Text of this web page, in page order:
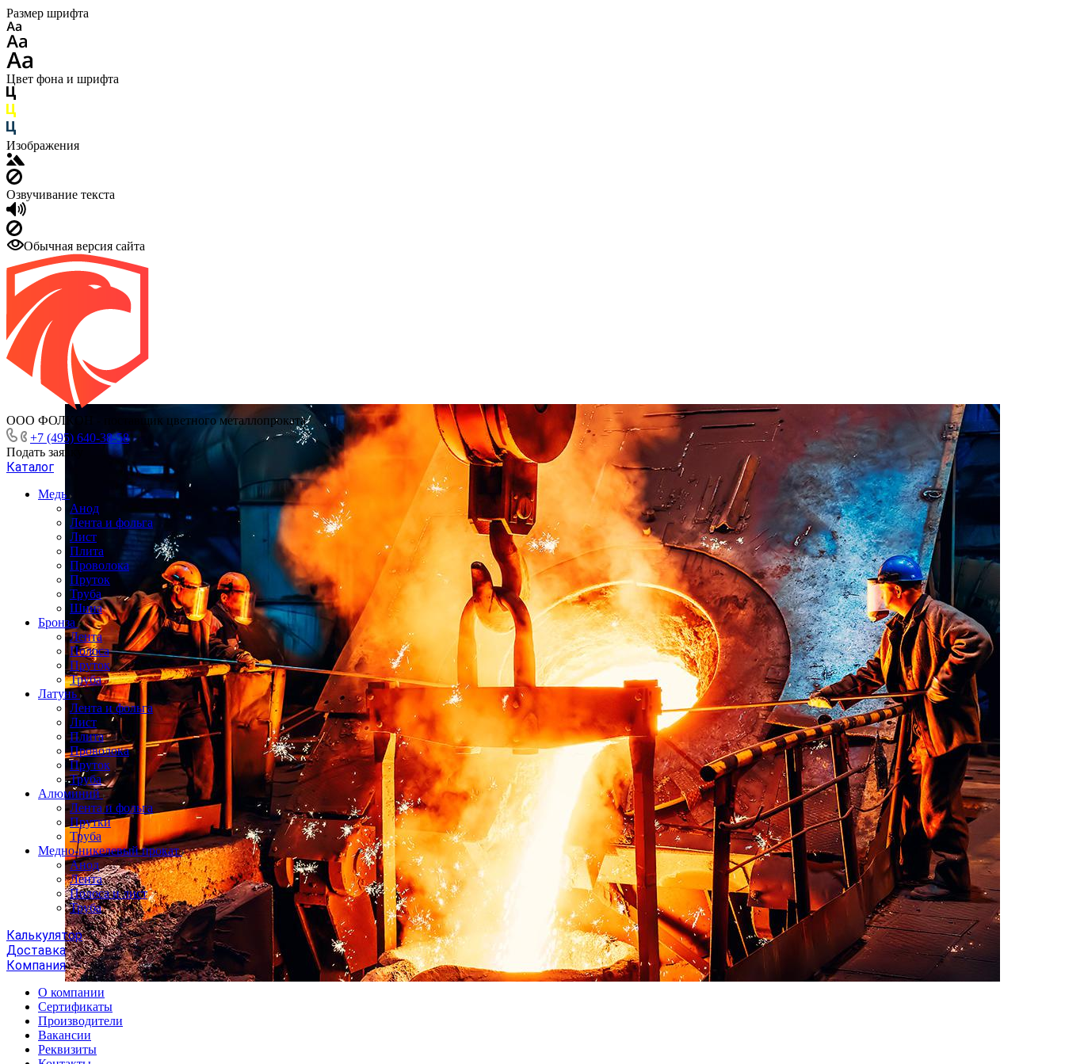
Размер шрифта
Цвет фона и шрифта
Изображения
Озвучивание текста
Обычная версия сайта
ООО ФОЛКОН - поставщик цветного металлопроката
+7 (495) 640-38-58
Подать заявку
Каталог
Медь
Анод
Лента и фольга
Лист
Плита
Проволока
Пруток
Труба
Шина
Бронза
Лента
Полоса
Пруток
Труба
Латунь
Лента и фольга
Лист
Плита
Проволока
Пруток
Труба
Алюминий
Лента и фольга
Прутки
Труба
Медно-никелевый прокат
Анод
Лента
Полоса и лист
Труба
Калькулятор
Доставка
Компания
О компании
Сертификаты
Производители
Вакансии
Реквизиты